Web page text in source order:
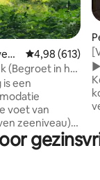
162 recensies
Gemiddelde
4,98 (613)
(Begroet in het
is een
voet van
zeeniveau)
huis
aardehuis